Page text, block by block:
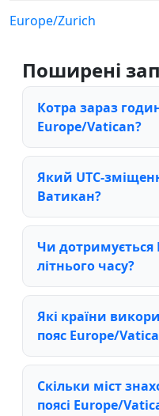
Europe/Zurich
Поширені
Котра зараз
Europe/Vatican?
Який UTC-
Ватикан?
Чи дотримується
літнього часу?
Які країни
пояс Europe/
Скільки міст
поясі Europe/